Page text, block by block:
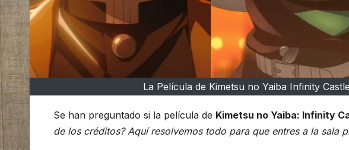
La Película de Kimetsu no Yaiba Infinity
Se han preguntado si la película de Kimetsu no Yaiba: Infinity
de los créditos? Aquí resolvemos todo para que entres a la sala